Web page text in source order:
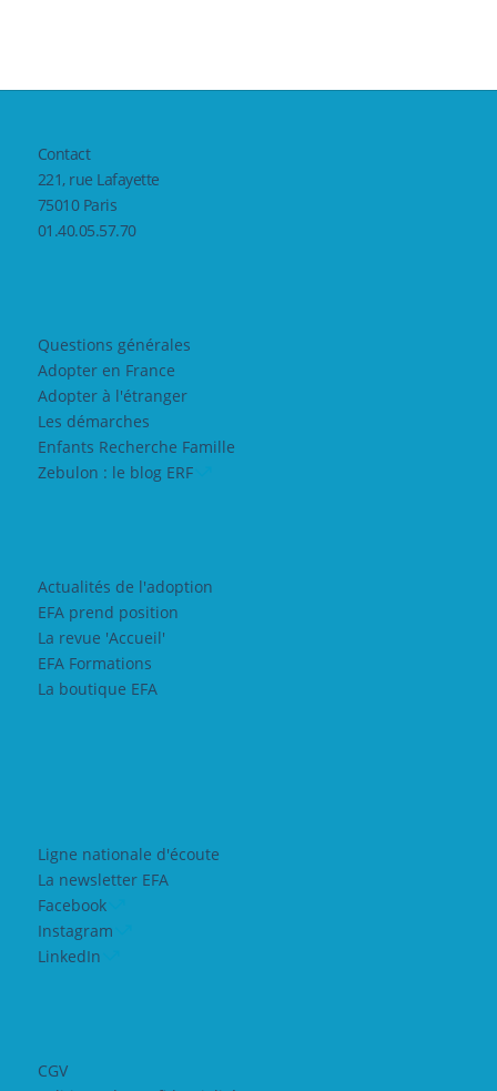
Contact
221, rue Lafayette
75010 Paris
01.40.05.57.70
Questions générales
Adopter en France
Adopter à l'étranger
Les démarches
Enfants Recherche Famille
Zebulon : le blog ERF
Actualités de l'adoption
EFA prend position
La revue 'Accueil'
EFA Formations
La boutique EFA
Ligne nationale d'écoute
La newsletter EFA
Facebook
Instagram
LinkedIn
CGV